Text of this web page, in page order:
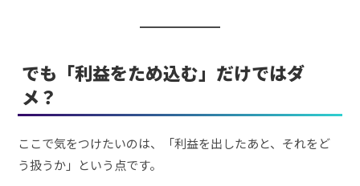
でも「利益をため込む」だけではダ
メ？
ここで気をつけたいのは、「利益を出したあと、それをど
う扱うか」という点です。